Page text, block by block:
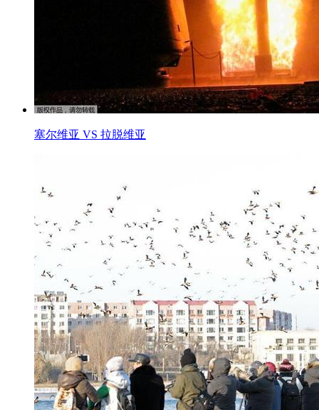
塞尔维亚 VS 拉脱维亚